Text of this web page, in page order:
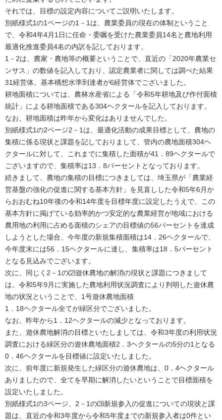
それでは、目標の設定内容についてご説明いたします。
別紙様式1の1ページの1－1は、農業委員の現在の体制ということ
で、令和4年4月1日に任命・委嘱を受けた農業委員14名と農地利用
最適化推進委員4名の内訳を記しております。
1－2は、農家・農地等の概要ということで、直近の「2020年農業セ
ンサス」の数値を記入しており、認定農業者に関しては調べた結果
31経営体、基本構想水準到達者が6経営体でございました。
耕地面積については、農林水産省による「令和5年耕地及び作付面積
統計」による耕地面積である304ヘクタールを記入しております。
なお、耕地面積は昨年から変化はありませんでした。
別紙様式1の2ページ2－1は、最適化活動の成果目標として、農地の
集積に係る現状と課題を記しておりまして、管内の農地面積304ヘ
クタールに対して、これまでに集積した面積が41．89ヘクタールで
ございますので、集積率は13．8パーセントとなっております。
続きまして、農地の集積の目標につきましては、埼玉県が「農業経
営基盤の強化の促進に関する基本方針」を見直しした令和5年6月か
らおおむね10年後の令和14年度を目標年度に設定したうえで、この
基本方針に掲げている効率的かつ安定的な農業経営が地域における
農用地の利用に占める面積のシェアの目標値の56パーセントを達成
しようとした場合、今年度の新規集積面積は14．26ヘクタールで、
今年度末には56．15ヘクタールに達し、集積率は18．5パーセント
となる見込みでございます。
次に、同じく2－1の⑵遊休農地の解消の現状と課題につきまして
は、令和5年9月に実施した農地利用状況調査により判明した遊休農
地の状況ということで、1号遊休農地面積
1．18ヘクタール全てが緑区分でございました。
なお、昨年から1．12ヘクタールの減少となっております。
また、遊休農地解消の目標といたしましては、令和3年度の利用状況
調査における緑区分の遊休農地面積2．3ヘクタールの5分の1となる
0．46ヘクタールを目標値に設定いたしました。
次に、前年度に新規発生した緑区分の遊休農地は、0．4ヘクタール
ありましたので、全てを早期に解消したいということで目標面積を
設定いたしました。
別紙様式1の3ページ、2－1の⑶新規参入の促進についての現状と課
題は、直近の令和3年度から令和5年度までの新規参入者は0件とい